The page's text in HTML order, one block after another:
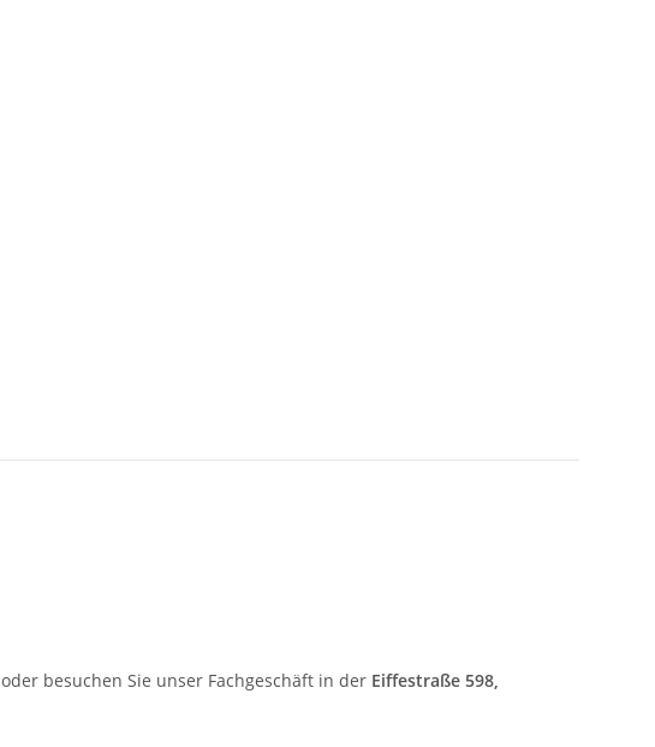
oder besuchen Sie unser Fachgeschäft in der Eiffestraße 598,